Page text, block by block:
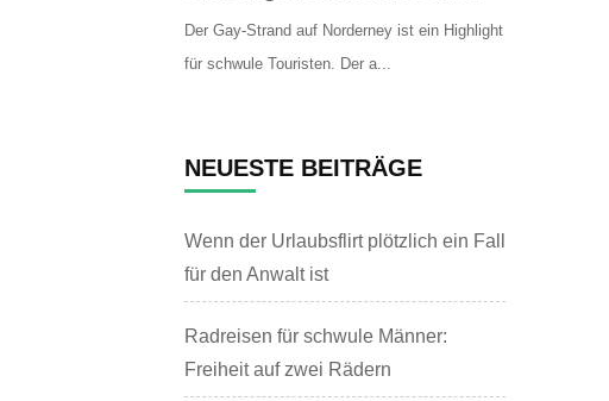
NEUESTE BEITRÄGE
Wenn der Urlaubsflirt plötzlich ein Fall
für den Anwalt ist
Radreisen für schwule Männer:
Freiheit auf zwei Rädern